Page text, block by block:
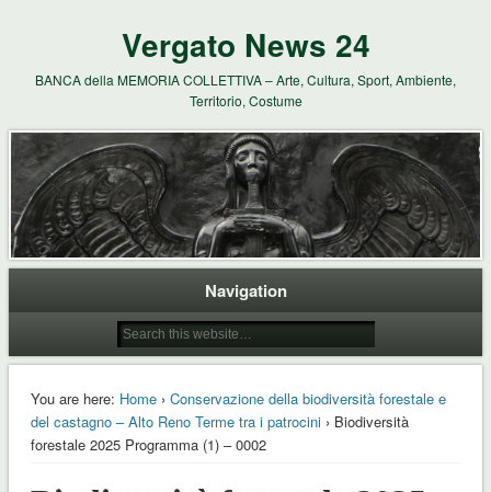
Vergato News 24
BANCA della MEMORIA COLLETTIVA – Arte, Cultura, Sport, Ambiente,
Territorio, Costume
Navigation
You are here: Home› Conservazione della biodiversità forestale e
del castagno – Alto Reno Terme tra i patrocini› Biodiversità
forestale 2025 Programma (1) – 0002